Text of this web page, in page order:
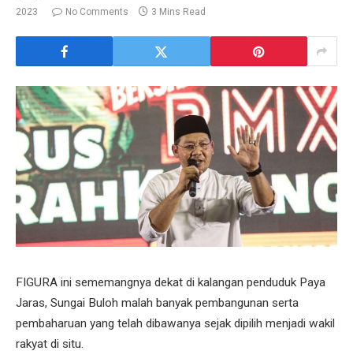
2023
No Comments 3 Mins Read
FIGURA ini sememangnya dekat di kalangan penduduk Paya
Jaras, Sungai Buloh malah banyak pembangunan serta
pembaharuan yang telah dibawanya sejak dipilih menjadi wakil
rakyat di situ.